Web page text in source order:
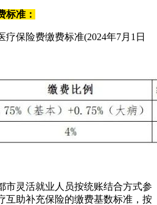
标准：
保险费缴费标准(2024年7月1日
灵活就业人员按统账结合方式参
互助补充保险的缴费基数标准，按